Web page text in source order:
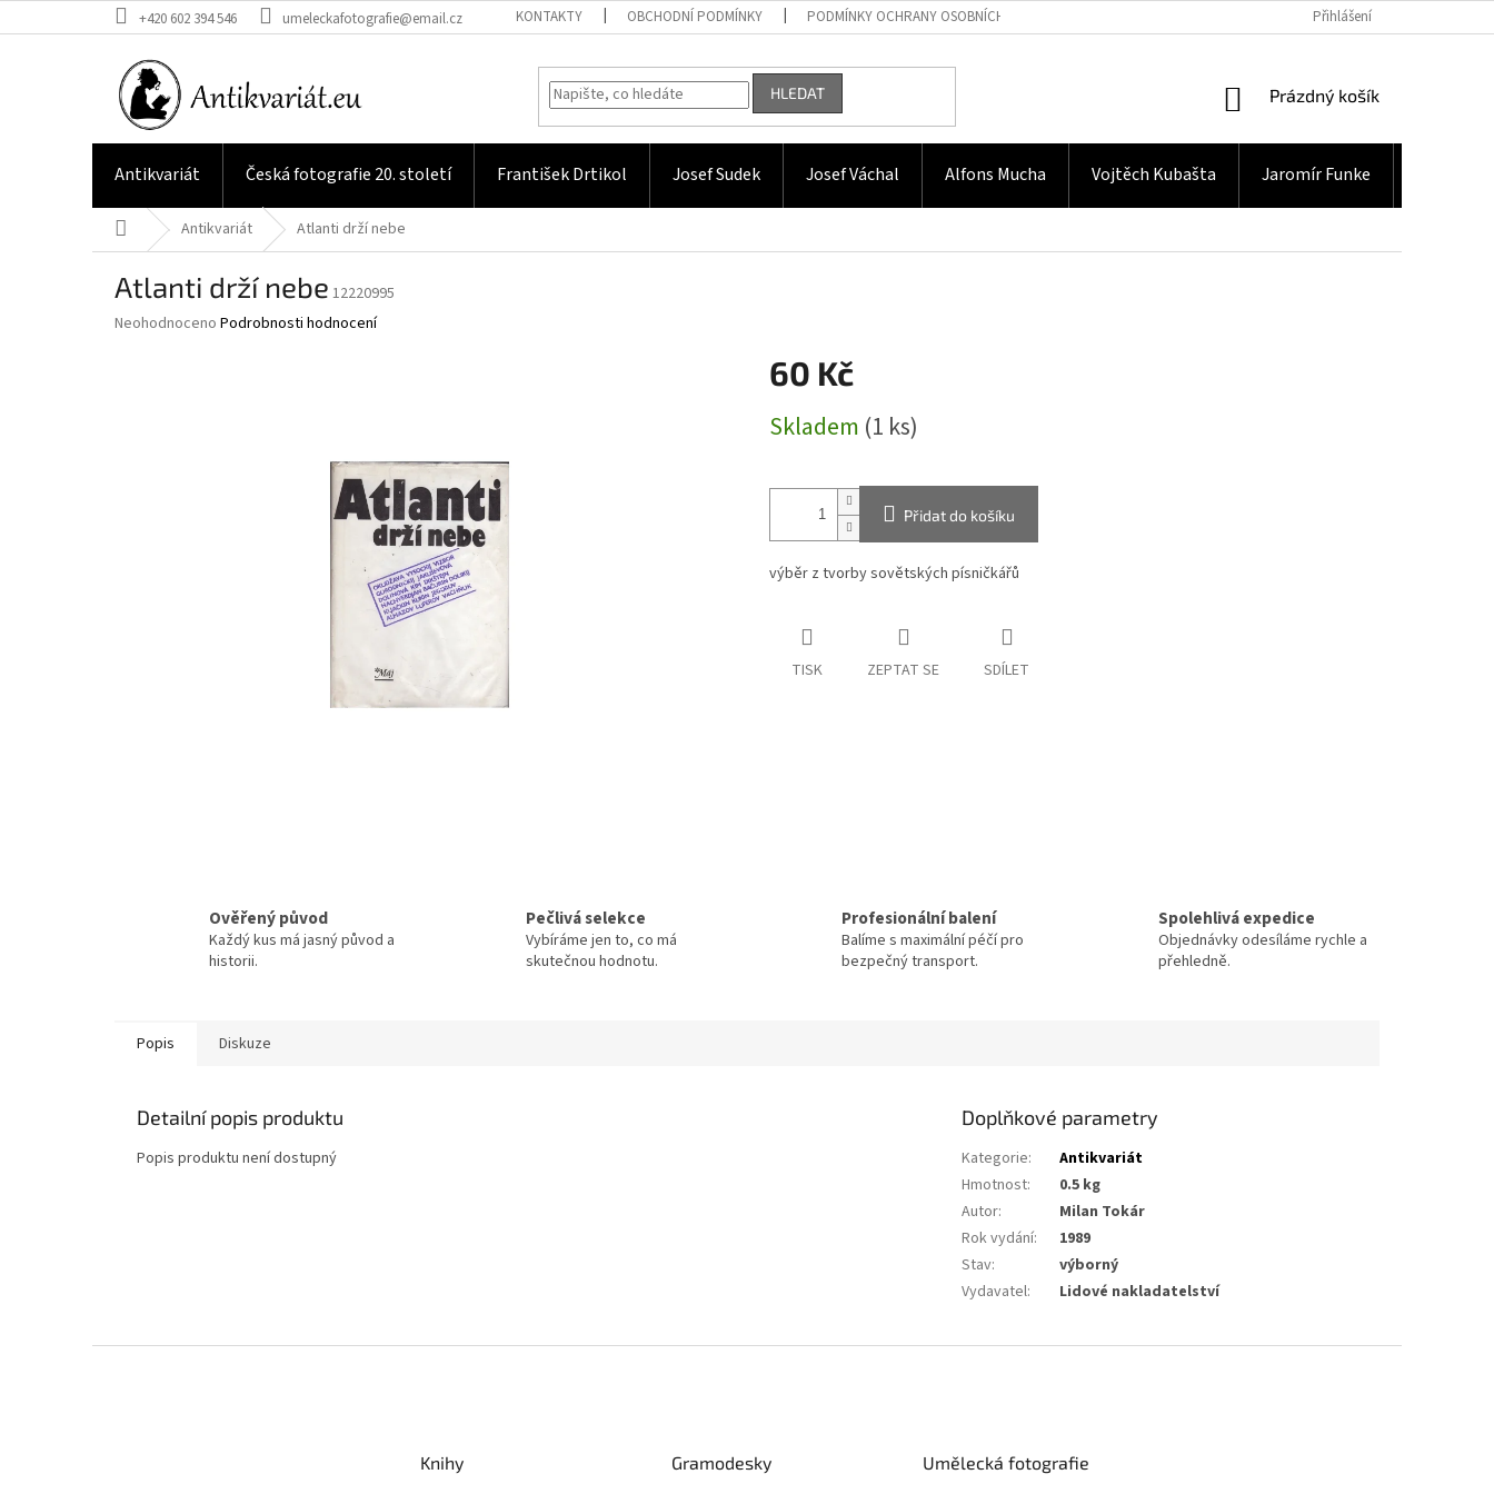
na
+420 602 394 546 umeleckafotografie@email.cz KONTAKTY OBCHODNÍ PODMÍNKY PODMÍNKY OCHRANY OSOBNÍCH ÚDAJŮ Přihlášení
HLEDAT
NÁKUPNÍ
Prázdný košík
Antikvariát Česká fotografie 20. století František Drtikol Josef Sudek Josef Váchal Alfons Mucha Vojtěch Kubašta Jaromír Funke
Domů Antikvariát Atlanti drží nebe
Atlanti drží nebe 12220995
Průměrné
Neohodnoceno Podrobnosti hodnocení
60 Kč
cena:
Skladem (1 ks)
Přidat do košíku
výběr z tvorby sovětských písničkářů
TISK ZEPTAT SE SDÍLET
Ověřený původ
Každý kus má jasný původ a
historii.
Pečlivá selekce
Vybíráme jen to, co má
skutečnou hodnotu.
Profesionální balení
Balíme s maximální péčí pro
bezpečný transport.
Spolehlivá expedice
Objednávky odesíláme rychle a
přehledně.
Popis Diskuze
Detailní popis produktu
Popis produktu není dostupný
Doplňkové parametry
Kategorie:
Antikvariát
Hmotnost:
0.5 kg
Autor:
Milan Tokár
Rok vydání:
1989
Stav:
výborný
Vydavatel: Lidové nakladatelství
Knihy Gramodesky Umělecká fotografie